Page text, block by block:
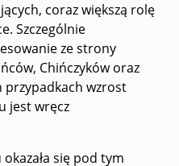
coraz większą rolę
Szczególnie
ze strony
Chińczyków oraz
przypadkach wzrost
jest wręcz
się pod tym